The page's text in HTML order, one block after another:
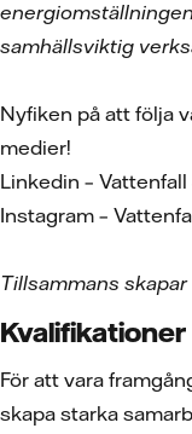
samhällsviktig
Nyfiken på att följa
medier!
Linkedin –
Instagram –
Tillsammans
Kvalifikationer
För att vara
skapa starka